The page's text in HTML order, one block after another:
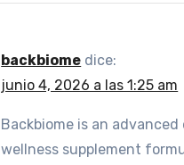
backbiome dice:
junio 4, 2026 a las 1:25 am
Backbiome is an advanced
wellness supplement